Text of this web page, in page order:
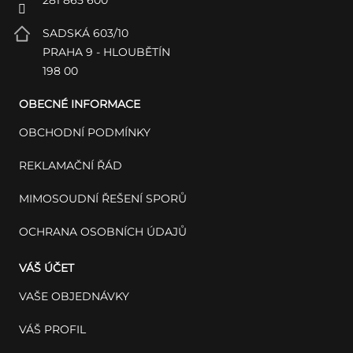
SADSKÁ 603/10
PRAHA 9 - HLOUBĚTÍN
198 00
OBECNÉ INFORMACE
OBCHODNÍ PODMÍNKY
REKLAMAČNÍ ŘÁD
MIMOSOUDNÍ ŘEŠENÍ SPORŮ
OCHRANA OSOBNÍCH ÚDAJŮ
VÁŠ ÚČET
VAŠE OBJEDNÁVKY
VÁŠ PROFIL